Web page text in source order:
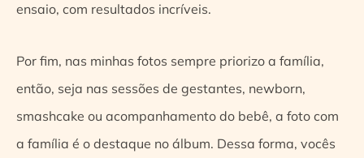
ensaio, com resultados incríveis.
Por fim, nas minhas fotos sempre priorizo a família,
então, seja nas sessões de gestantes, newborn,
smashcake ou acompanhamento do bebê, a foto com
a família é o destaque no álbum. Dessa forma, vocês